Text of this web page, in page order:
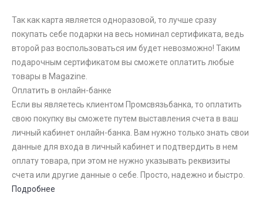
Так как карта является одноразовой, то лучше сразу
покупать себе подарки на весь номинал сертификата, ведь
второй раз воспользоваться им будет невозможно! Таким
подарочным сертификатом вы сможете оплатить любые
товары в Magazine.
Оплатить в онлайн-банке
Если вы являетесь клиентом Промсвязьбанка, то оплатить
свою покупку вы сможете путем выставления счета в ваш
личный кабинет онлайн-банка. Вам нужно только знать свои
данные для входа в личный кабинет и подтвердить в нем
оплату товара, при этом не нужно указывать реквизиты
счета или другие данные о себе. Просто, надежно и быстро.
Подробнее